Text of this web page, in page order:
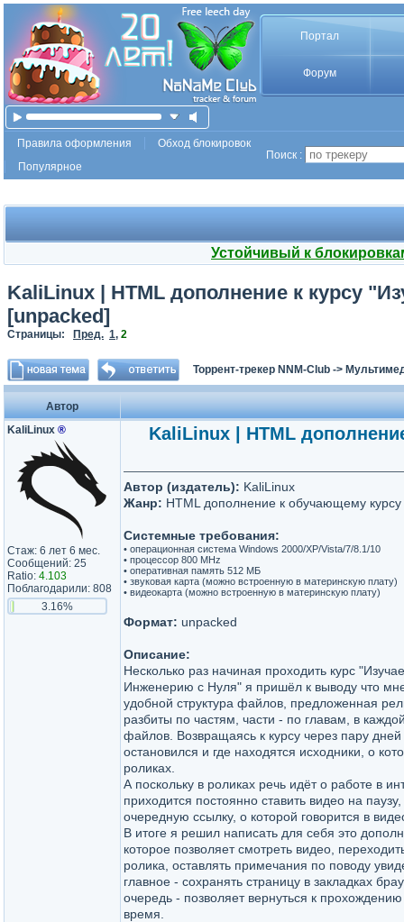
Портал
Форум
Правила оформления
Обход блокировок
Популярное
Поиск :
Устойчивый к
KaliLinux | HTML дополнение к курсу
[unpacked]
Страницы: Пред. 1, 2
Торрент-трекер NNM-Club ->
Автор
KaliLinux ®
Стаж: 6 лет 6 мес.
Сообщений: 25
Ratio: 4.103
Поблагодарили: 808
3.16%
KaliLinux | HTML
Автор (издатель): KaliLinux
Жанр: HTML дополнение к обучающему курсу
Системные требования:
• операционная система Windows 2000/XP/Vista/7/8.1/10
• процессор 800 MHz
• оперативная память 512 МБ
• звуковая карта (можно встроенную в материнскую плату)
• видеокарта (можно встроенную в материнскую плату)
Формат: unpacked
Описание:
Несколько раз начиная проходить курс
Инженерию с Нуля" я пришёл к выводу что
удобной структура файлов, предложенная
разбиты по частям, части - по главам, в
файлов. Возвращаясь к курсу через пару
остановился и где находятся исходники, о
роликах.
А поскольку в роликах речь идёт о работе в
приходится постоянно ставить видео на паузу,
очередную ссылку, о которой говорится в
В итоге я решил написать для себя это
которое позволяет смотреть видео,
ролика, оставлять примечания по поводу
главное - сохранять страницу в закладках
очередь - позволяет вернуться к
время.